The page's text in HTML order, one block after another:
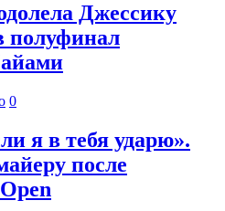
Джессику
полуфинал
0
я в тебя ударю».
после